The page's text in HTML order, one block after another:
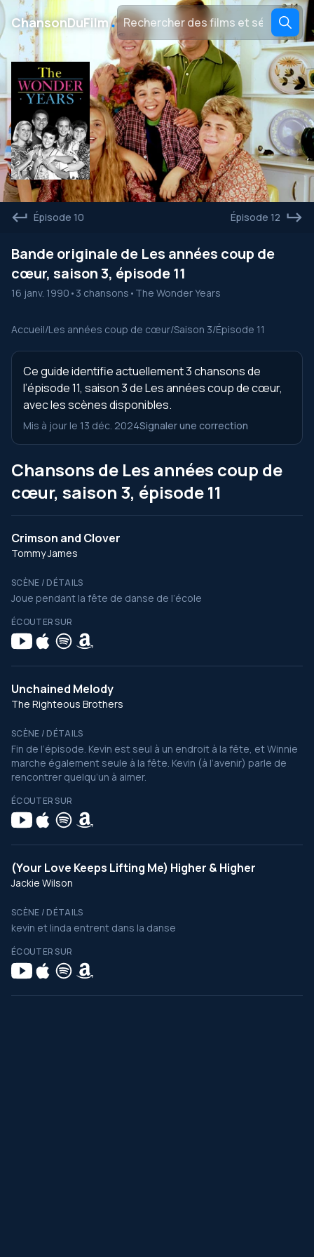
ChansonDuFilm․
Épisode 10 Épisode 12
Bande originale de Les années coup de
cœur, saison 3, épisode 11
16 janv. 1990 • 3 chansons • The Wonder Years
Accueil/Les années coup de cœur/Saison 3/Épisode 11
Ce guide identifie actuellement 3 chansons de
l’épisode 11, saison 3 de Les années coup de cœur,
avec les scènes disponibles.
Mis à jour le 13 déc. 2024Signaler une correction
Chansons de Les années coup de
cœur, saison 3, épisode 11
Crimson and Clover
Tommy James
SCÈNE / DÉTAILS
Joue pendant la fête de danse de l’école
ÉCOUTER SUR
Unchained Melody
The Righteous Brothers
SCÈNE / DÉTAILS
Fin de l’épisode. Kevin est seul à un endroit à la fête, et Winnie
marche également seule à la fête. Kevin (à l’avenir) parle de
rencontrer quelqu’un à aimer.
ÉCOUTER SUR
(Your Love Keeps Lifting Me) Higher & Higher
Jackie Wilson
SCÈNE / DÉTAILS
kevin et linda entrent dans la danse
ÉCOUTER SUR